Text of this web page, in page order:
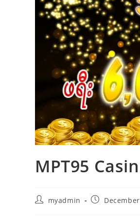
MPT95
Postmyadmin
Post